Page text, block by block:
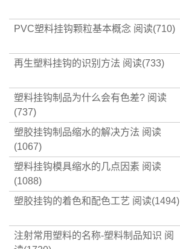
PVC塑料挂钩颗粒基本概念 阅读(710)
再生塑料挂钩的识别方法 阅读(733)
塑料挂钩制品为什么会有色差? 阅读
(737)
塑胶挂钩制品缩水的解决方法 阅读
(1067)
塑料挂钩模具缩水的几点因素 阅读
(1088)
塑胶挂钩的着色和配色工艺 阅读(1494)
注射常用塑料的名称-塑料制品知识 阅